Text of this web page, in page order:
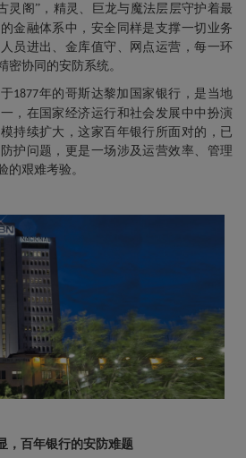
灵阁”，精灵、巨龙与魔法层层守护着最
金融体系中，安全同样是支撑一切业务
员进出、金库值守、网点运营，每一环
密协同的安防系统。
1877年的哥斯达黎加国家银行，是当地
，在国家经济运行和社会发展中中扮演
持续扩大，这家百年银行所面对的，已
护问题，更是一场涉及运营效率、管理
的艰难考验。
，百年银行的安防难题